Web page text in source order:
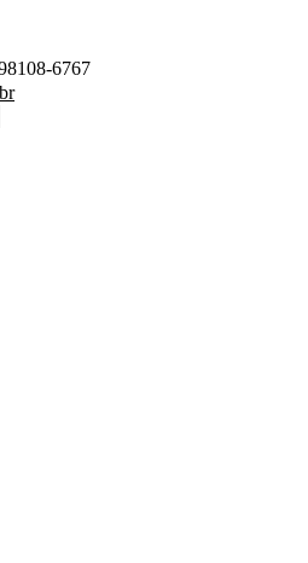
6767